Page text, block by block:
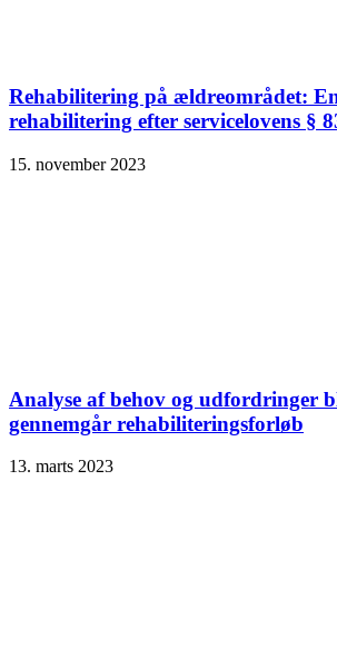
Rehabilitering på ældreområdet:
rehabilitering efter servicelovens §
15. november 2023
Analyse af behov og udfordringer
gennemgår rehabiliteringsforløb
13. marts 2023